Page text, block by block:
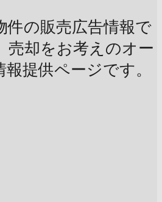
件の販売広告情報で
売却をお考えのオー
提供ページです。